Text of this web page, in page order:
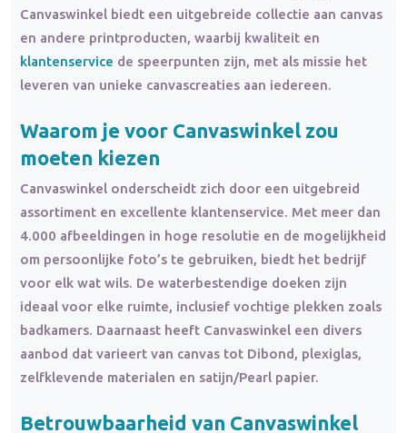
Canvaswinkel biedt een uitgebreide collectie aan canvas
en andere printproducten, waarbij kwaliteit en
klantenservice de speerpunten zijn, met als missie het
leveren van unieke canvascreaties aan iedereen.
Waarom je voor Canvaswinkel zou
moeten kiezen
Canvaswinkel onderscheidt zich door een uitgebreid
assortiment en excellente klantenservice. Met meer dan
4.000 afbeeldingen in hoge resolutie en de mogelijkheid
om persoonlijke foto’s te gebruiken, biedt het bedrijf
voor elk wat wils. De waterbestendige doeken zijn
ideaal voor elke ruimte, inclusief vochtige plekken zoals
badkamers. Daarnaast heeft Canvaswinkel een divers
aanbod dat varieert van canvas tot Dibond, plexiglas,
zelfklevende materialen en satijn/Pearl papier.
Betrouwbaarheid van Canvaswinkel